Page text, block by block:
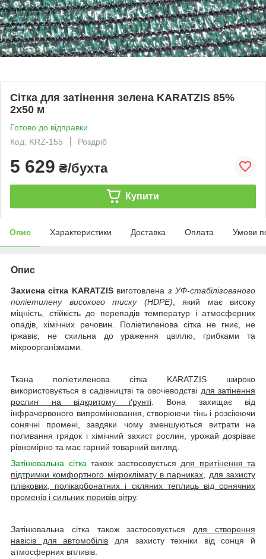
Сітка для затінення зелена KARATZIS 85%
2х50 м
Готово до відправки
Код: KRZ-155
Роздріб
5 629 ₴/бухта
Купити
Опис Характеристики Доставка Оплата Умови
Опис
Захисна сітка KARATZISвиготовлена з УФ-стабілізованого
поліетилену високого тиску (HDPE) , який має високу
міцність, стійкість до перепадів температур і атмосферних
опадів, хімічних речовин. Поліетиленова сітка не гниє, не
іржавіє, не схильна до ураження цвіллю, грибками та
мікроорганізмами.
Ткана поліетиленова сітка KARATZIS широко
використовується в садівництві та овочеводстві для затінення
рослин на відкритому ґрунті. Вона захищає від
інфрачервоного випромінювання, створюючи тінь і розсіюючи
сонячні промені, завдяки чому зменшуються витрати на
поливання грядок і хімічний захист рослин, урожай дозріває
рівномірно та має гарний товарний вигляд.
Затінювальна сітка також застосовується для притінення та
підтримки комфортного мікроклімату в парниках
для захисту
плівкових, полікарбонатних і скляних теплиць від сонячних
променів і сильних поривів вітру.
Затінювальна сітка також застосовується для створення
навісів для автомобілів для захисту техніки від сонця й
атмосферних впливів.